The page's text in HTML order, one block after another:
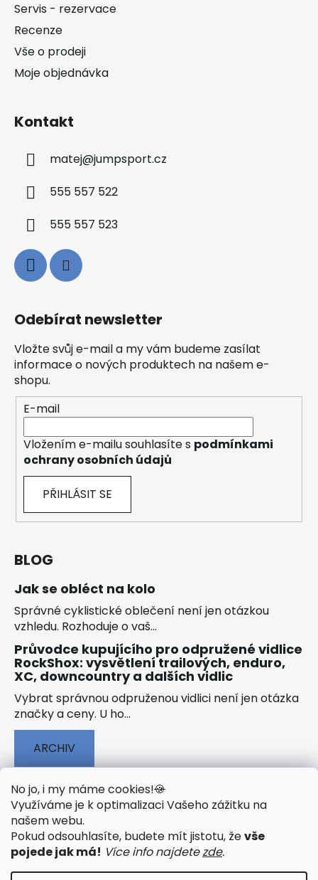
No jo, i my máme cookies!🍪
Využíváme je k optimalizaci Vašeho zážitku na
našem webu.
Pokud odsouhlasíte, budete mít jistotu, ževše
pojede jak má! Více info najdetezde.
Servis - rezervace
Recenze
Vše o prodeji
Moje objednávka
Kontakt
matej@jumpsport.cz
555 557 522
555 557 523
Odebírat newsletter
Vložte svůj e-mail a my vám budeme zasílat
informace o nových produktech na našem e-
shopu.
E-mail
Vložením e-mailu souhlasíte s podmínkami
ochrany osobních údajů
PŘIHLÁSIT SE
BLOG
Jak se obléct na kolo
Správné cyklistické oblečení není jen otázkou
vzhledu. Rozhoduje o vaš...
Průvodce kupujícího pro odpružené vidlice
RockShox: vysvětlení trailových, enduro,
XC, downcountry a dalších vidlic
Vybrat správnou odpruženou vidlici není jen otázka
značky a ceny. U ho...
ARCHIV
🟢 TECHNOLOGIE
🟢 O ELEKTROKOLECH
🟢 NÁVODY KE STAŽENÍ